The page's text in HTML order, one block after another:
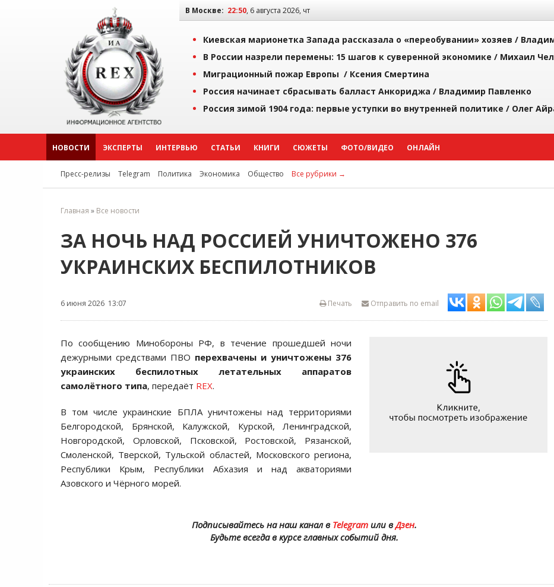
В Москве: 22:50, 6 августа 2026, чт
Киевская марионетка Запада рассказала о «переобувании» хозяев /
В России назрели перемены: 15 шагов к суверенной экономике / Михаил
Миграционный пожар Европы / Ксения Смертина
Россия начинает сбрасывать балласт Анкориджа / Владимир Павленко
Россия зимой 1904 года: первые уступки во внутренней политике / Олег
НОВОСТИ ЭКСПЕРТЫ ИНТЕРВЬЮ СТАТЬИ КНИГИ СЮЖЕТЫ ФОТО/ВИДЕО ОНЛАЙН
Пресс-релизы Telegram Политика Экономика Общество Все рубрики →
Главная » Все новости
ЗА НОЧЬ НАД РОССИЕЙ УНИЧТОЖЕНО 376
УКРАИНСКИХ БЕСПИЛОТНИКОВ
6 июня 2026 13:07 Отправить по email
Печать
По сообщению Минобороны РФ, в течение прошедшей ночи
дежурными средствами ПВО перехвачены и уничтожены 376
украинских беспилотных летательных аппаратов
самолётного типа, передаёт REX.
В том числе украинские БПЛА уничтожены над территориями
Белгородской, Брянской, Калужской, Курской, Ленинградской,
Новгородской, Орловской, Псковской, Ростовской, Рязанской,
Смоленской, Тверской, Тульской областей, Московского региона,
Республики Крым, Республики Абхазия и над акваториями
Азовского и Чёрного морей.
Подписывайтесь на наш канал в Telegramили вДзен.
Будьте всегда в курсе главных событий дня.